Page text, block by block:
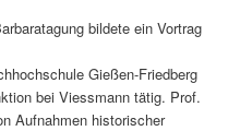
bildete ein Vortrag
Gießen-Friedberg
bei Viessmann tätig. Prof.
Aufnahmen historischer